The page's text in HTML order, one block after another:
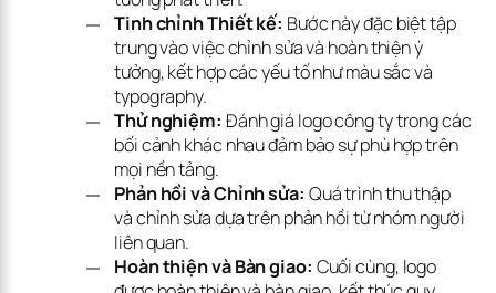
Tinh chỉnh Thiết kế: Bước này đặc biệt tập
trung vào việc chỉnh sửa và hoàn thiện ý
tưởng, kết hợp các yếu tố như màu sắc và
typography.
Thử nghiệm: Đánh giá logo công ty trong các
bối cảnh khác nhau đảm bảo sự phù hợp trên
mọi nền tảng.
Phản hồi và Chỉnh sửa: Quá trình thu thập
và chỉnh sửa dựa trên phản hồi từ nhóm người
liên quan.
Hoàn thiện và Bàn giao: Cuối cùng, logo